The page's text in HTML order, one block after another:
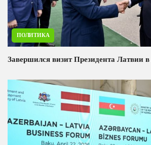
ПОЛИТИКА
Завершился визит Президента Латвии